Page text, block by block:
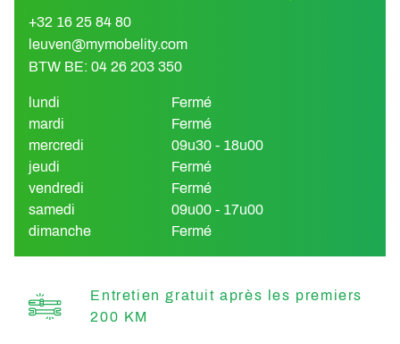
+32 16 25 84 80
leuven@mymobelity.com
BTW BE: 04 26 203 350
lundi
Fermé
mardi
Fermé
mercredi
09u30 - 18u00
jeudi
Fermé
vendredi
Fermé
samedi
09u00 - 17u00
dimanche
Fermé
Entretien gratuit après les premiers
200 KM